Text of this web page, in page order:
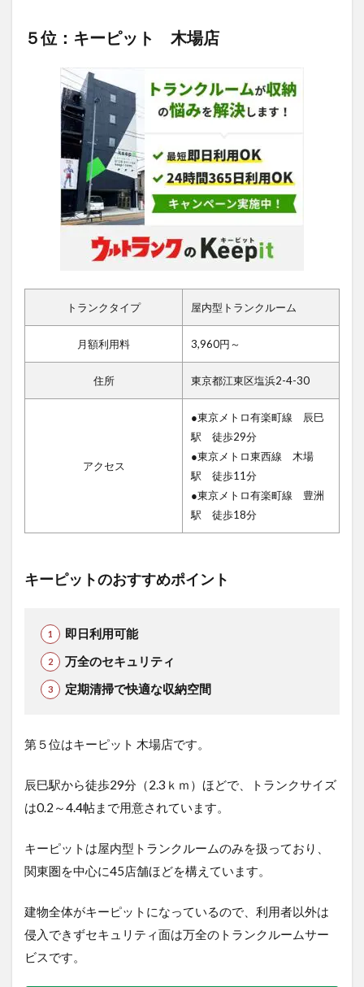
５位：キーピット 木場店
トランクタイプ 屋内型トランクルーム
月額利用料 3,960円～
住所 東京都江東区塩浜2-4-30
アクセス
●東京メトロ有楽町線 辰巳
駅 徒歩29分
●東京メトロ東西線 木場
駅 徒歩11分
●東京メトロ有楽町線 豊洲
駅 徒歩18分
キーピットのおすすめポイント
即日利用可能
万全のセキュリティ
定期清掃で快適な収納空間
第５位はキーピット 木場店です。
辰巳駅から徒歩29分（2.3ｋｍ）ほどで、トランクサイズ
は0.2～4.4帖まで用意されています。
キーピットは屋内型トランクルームのみを扱っており、
関東圏を中心に45店舗ほどを構えています。
建物全体がキーピットになっているので、利用者以外は
侵入できずセキュリティ面は万全のトランクルームサー
ビスです。